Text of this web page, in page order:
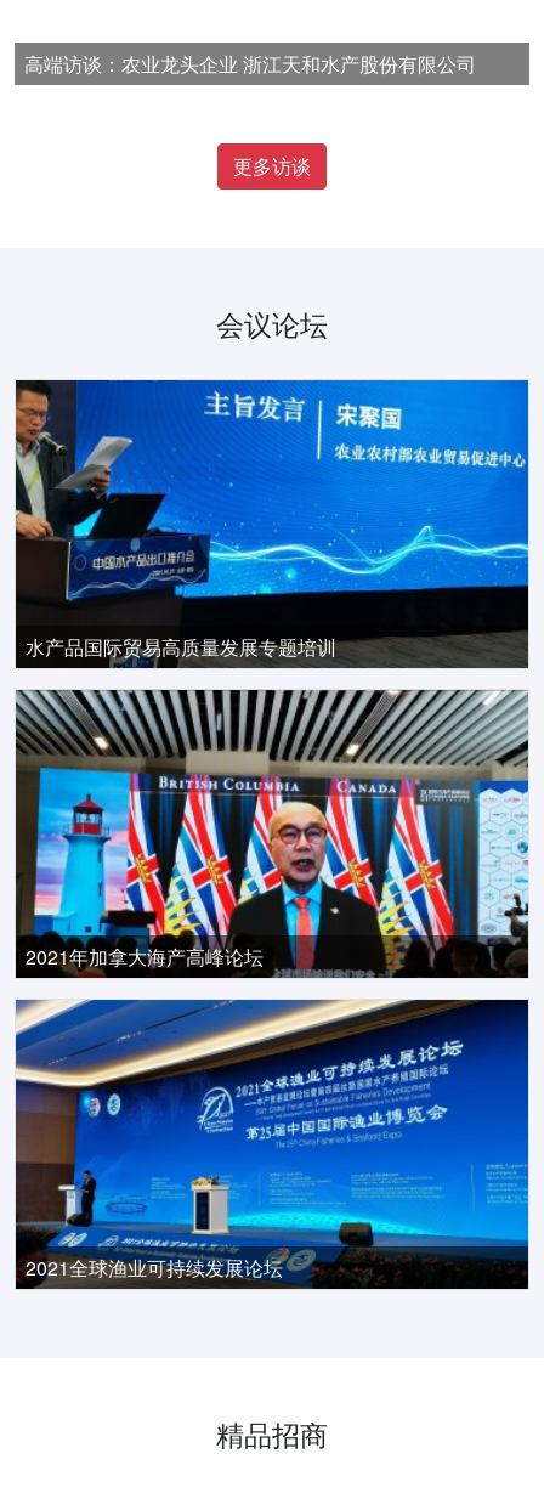
高端访谈：农业龙头企业 浙江天和水产股份有限公司
更多访谈
会议论坛
水产品国际贸易高质量发展专题培训
2021年加拿大海产高峰论坛
2021全球渔业可持续发展论坛
精品招商